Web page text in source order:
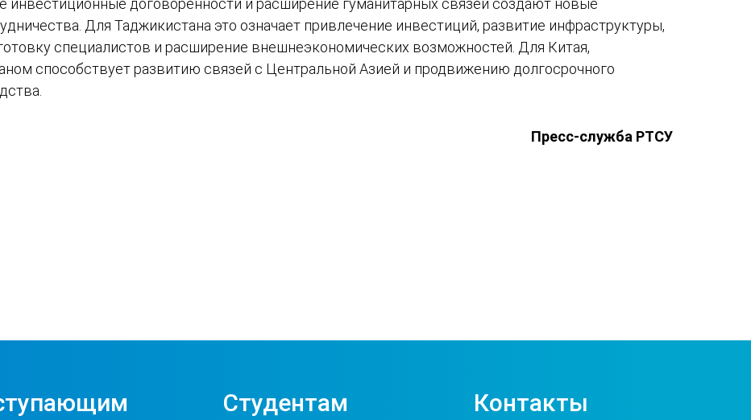
инвестиционные договорённости и расширение гуманитарных связей создают новые
Для Таджикистана это означает привлечение инвестиций, развитие инфраструктуры,
специалистов и расширение внешнеэкономических возможностей. Для Китая,
способствует развитию связей с Центральной Азией и продвижению долгосрочного
Пресс-служба РТСУ
Студентам Контакты